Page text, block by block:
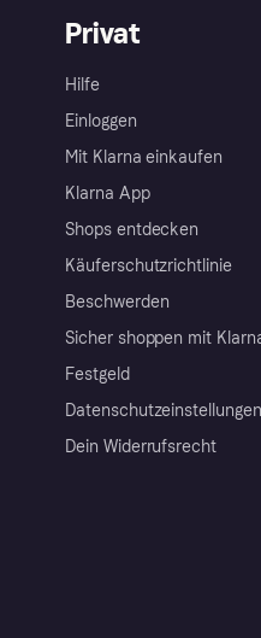
Privat
Hilfe
Einloggen
Mit Klarna einkaufen
Klarna App
Shops entdecken
Käuferschutzrichtlinie
Beschwerden
Sicher shoppen mit
Festgeld
Datenschutzeinstellungen
Dein Widerrufsrecht